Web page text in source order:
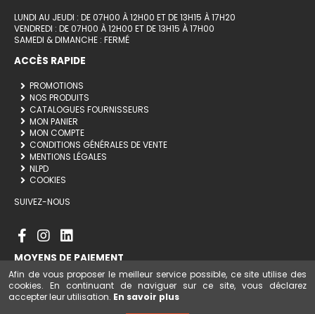
LUNDI AU JEUDI : DE 07H00 À 12H00 ET DE 13H15 À 17H20
VENDREDI : DE 07H00 À 12H00 ET DE 13H15 À 17H00
SAMEDI & DIMANCHE : FERMÉ
ACCÈS RAPIDE
PROMOTIONS
NOS PRODUITS
CATALOGUES FOURNISSEURS
MON PANIER
MON COMPTE
CONDITIONS GÉNÉRALES DE VENTE
MENTIONS LÉGALES
NLPD
COOKIES
SUIVEZ-NOUS
MOYENS DE PAIEMENT
Afin de vous proposer le meilleur service possible, ce site utilise des
cookies. En continuant de naviguer sur ce site, vous déclarez
accepter leur utilisation. En savoir plus